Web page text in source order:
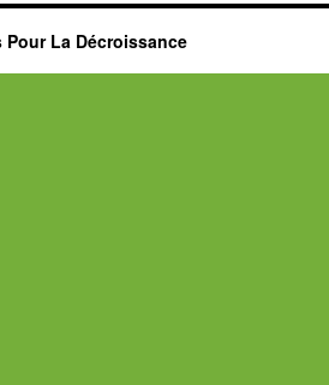
Pour La Décroissance